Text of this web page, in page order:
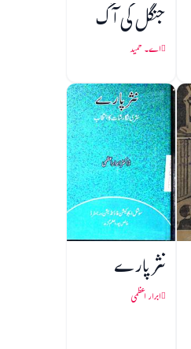
جنگل کی آگ
اے۔ حمید
نثر پارے
ابرار اعظمی